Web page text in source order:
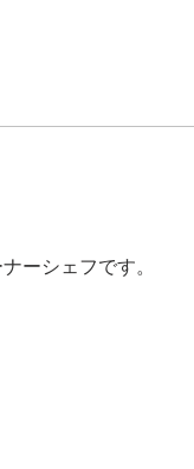
ーシェフです。